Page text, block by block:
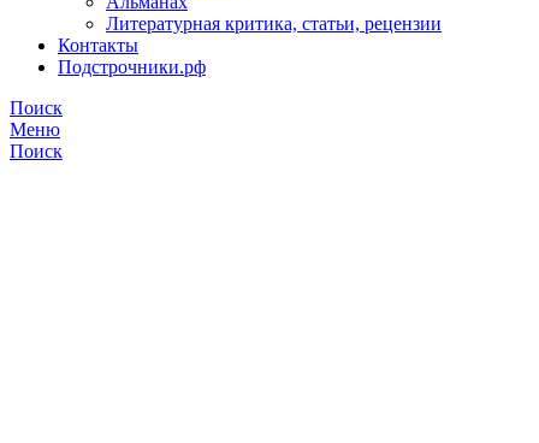
Литературная критика, статьи, рецензии
Контакты
Подстрочники.рф
Поиск
Меню
Поиск